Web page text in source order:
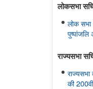
लोकसभा
लोक सभा
पुष्पांजलि
राज्यसभा
राज्यसभा
की 200वीं